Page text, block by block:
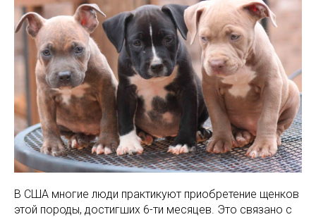
В США многие люди практикуют приобретение щенков
этой породы, достигших 6-ти месяцев. Это связано с